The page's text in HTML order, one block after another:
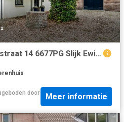
Woning te koop: Dorpsstraat 14 6677PG Slijk Ewijk Vastgoed Nederland
door
Meer informatie